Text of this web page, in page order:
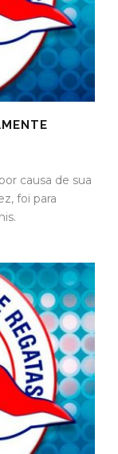
causa de sua
foi para